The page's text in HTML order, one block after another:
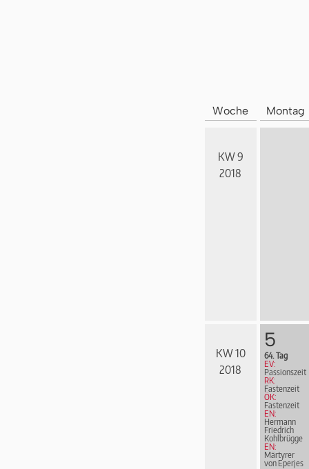
Woche Montag
KW 9
2018
KW 10
2018
5
64. Tag
EV:
Passionszeit
RK:
Fastenzeit
ÖK:
Fastenzeit
EN:
Hermann
Friedrich
Kohl­brüg­ge
EN:
Märtyrer
von Eperjes